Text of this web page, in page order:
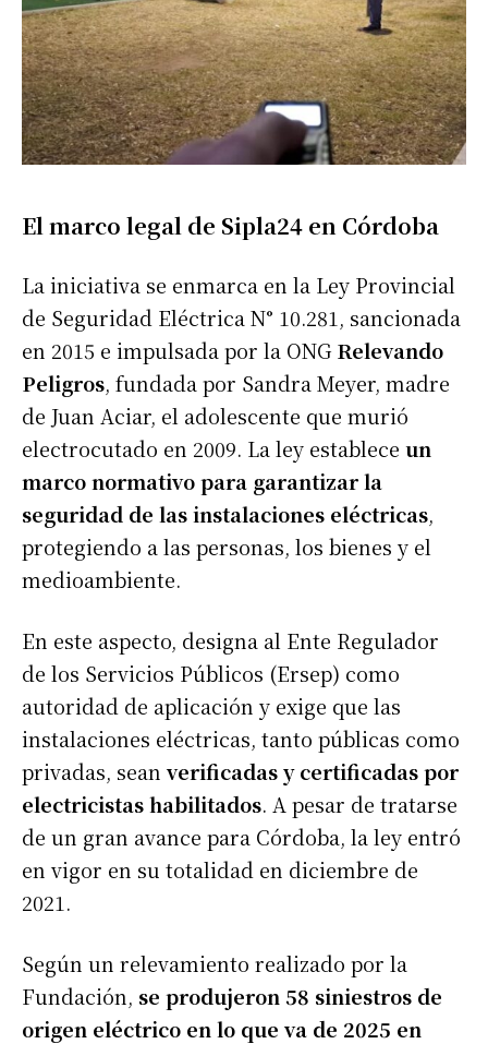
El marco legal de Sipla24 en Córdoba
La iniciativa se enmarca en la Ley Provincial
de Seguridad Eléctrica N° 10.281, sancionada
en 2015 e impulsada por la ONGRelevando
Peligros, fundada por Sandra Meyer, madre
de Juan Aciar, el adolescente que murió
electrocutado en 2009. La ley establece un
marco normativo para garantizar la
seguridad de las instalaciones eléctricas,
protegiendo a las personas, los bienes y el
medioambiente.
En este aspecto, designa al Ente Regulador
de los Servicios Públicos (Ersep) como
autoridad de aplicación y exige que las
instalaciones eléctricas, tanto públicas como
privadas, sean verificadas y certificadas por
electricistas habilitados. A pesar de tratarse
de un gran avance para Córdoba, la ley entró
en vigor en su totalidad en diciembre de
2021.
Según un relevamiento realizado por la
Fundación, se produjeron 58 siniestros de
origen eléctrico en lo que va de 2025 en